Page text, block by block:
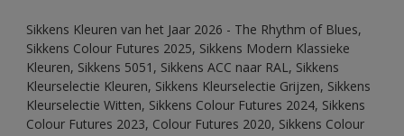
Sikkens Kleuren van het Jaar 2026 - The Rhythm of Blues,
Sikkens Colour Futures 2025, Sikkens Modern Klassieke
Kleuren, Sikkens 5051, Sikkens ACC naar RAL, Sikkens
Kleurselectie Kleuren, Sikkens Kleurselectie Grijzen, Sikkens
Kleurselectie Witten, Sikkens Colour Futures 2024, Sikkens
Colour Futures 2023, Colour Futures 2020, Sikkens Colour